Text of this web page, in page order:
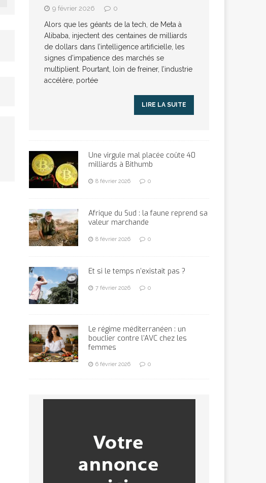
9 février 2026 0
Alors que les géants de la tech, de Meta à
Alibaba, injectent des centaines de milliards
de dollars dans l’intelligence artificielle, les
signes d’impatience des marchés se
multiplient. Pourtant, loin de freiner, l’industrie
accélère, portée
LIRE LA SUITE
Une virgule mal placée coûte 40
milliards à Bithumb
8 février 2026 0
Afrique du Sud : la faune reprend sa
valeur marchande
8 février 2026 0
Et si le temps n’existait pas ?
7 février 2026 0
Le régime méditerranéen : un
bouclier contre l’AVC chez les
femmes
6 février 2026 0